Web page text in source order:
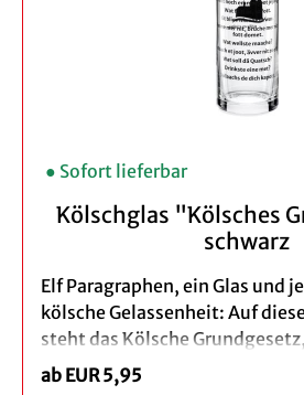
Bei der Bestellung eines 3er
von unserem Vorteilspreis.
● Sofort lieferbar
Kölschglas "Kölsches
schwarz
Elf Paragraphen, ein Glas und
kölsche Gelassenheit: Auf
steht das Kölsche
die Domwelle.
ab EUR 5,95